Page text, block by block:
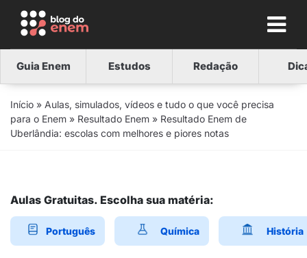
Guia Enem Estudos Redação
Início » Aulas, simulados, vídeos e tudo o que você precisa
para o Enem » Resultado Enem » Resultado Enem de
Uberlândia: escolas com melhores e piores notas
Aulas Gratuitas. Escolha sua matéria:
Português Química História